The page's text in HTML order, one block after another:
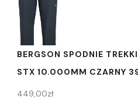
BERGSON SPODNIE
STX 10.000MM CZARNY
449,00zł